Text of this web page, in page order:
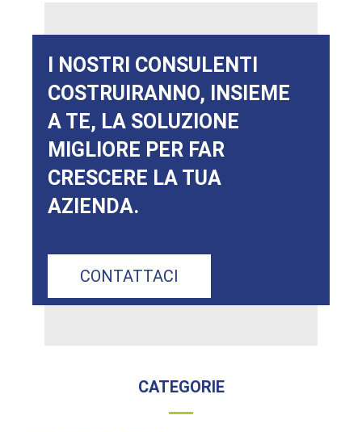
I NOSTRI CONSULENTI
COSTRUIRANNO, INSIEME
A TE, LA SOLUZIONE
MIGLIORE PER FAR
CRESCERE LA TUA
AZIENDA.
CONTATTACI
CATEGORIE